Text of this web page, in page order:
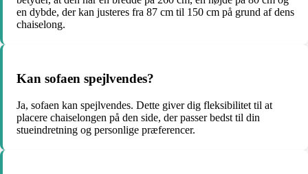
en dybde, der kan justeres fra 87 cm til 150 cm på grund af dens
chaiselong.
Kan sofaen spejlvendes?
Ja, sofaen kan spejlvendes. Dette giver dig fleksibilitet til at
placere chaiselongen på den side, der passer bedst til din
stueindretning og personlige præferencer.